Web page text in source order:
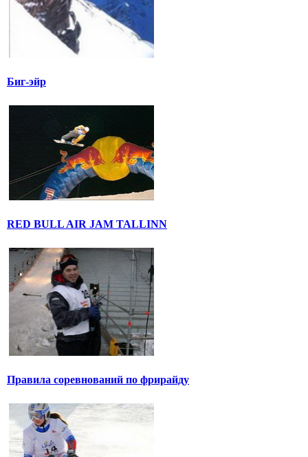
Биг-эйр
RED BULL AIR JAM TALLINN
Правила соревнований по фрирайду